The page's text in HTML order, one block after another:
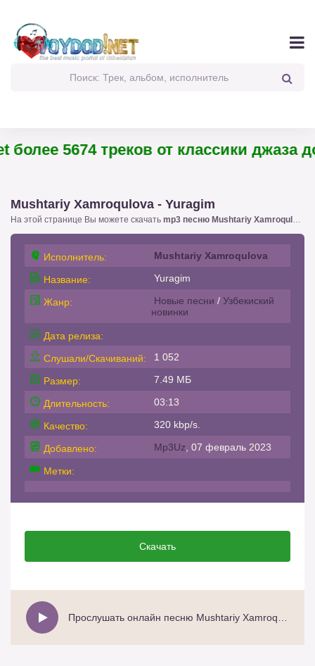
5674 треков от классики джаза до
Mushtariy Xamroqulova - Yuragim
На этой странице Вы можете скачать mp3 песню Mushtariy Xamroqulova - Yuragim
Исполнитель: Mushtariy Xamroqulova
Название: Yuragim
Жанр: Новые песни / Узбекиский
новинки
Дата релиза:
Слушали/Скачиваний:
1 052
Размер: 7.49 МБ
Длительность: 03:13
Качество: 320 kbp/s.
Добавлено: Mp3Uz , 07 февраль 2023
Метки:
Скачать